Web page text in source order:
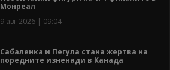
Монреал
9 авг 2026 | 09:04
Сабаленка и Пегула стана жертва на
поредните изненади в Канада